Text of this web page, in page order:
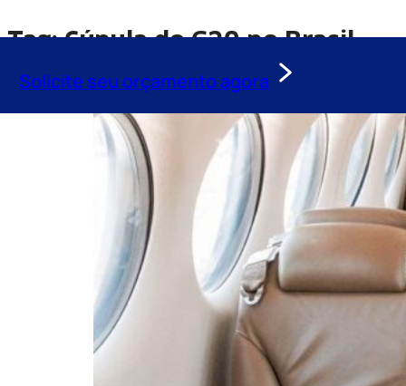
Solicite seu orçamento agora
Tag:Cúpula do G20 no Brasil